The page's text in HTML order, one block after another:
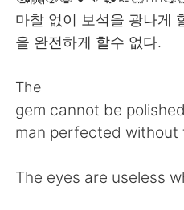
Tiếng Việt
繁體中文
العربية
마찰 없이 보석을 광나게
을 완전하게 할수 없다.
The
gem cannot be
man perfected without
The eyes are useless